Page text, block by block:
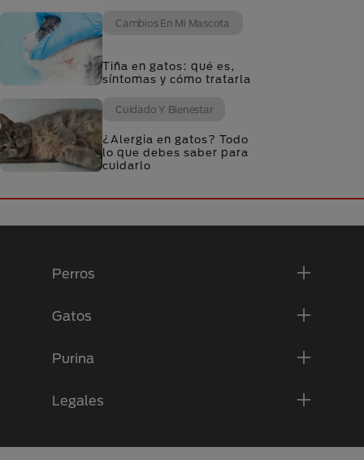
Cambios En Mi Mascota
Tiña en gatos: qué es,
síntomas y cómo tratarla
Cuidado Y Bienestar
¿Alergia en gatos? Todo
lo que debes saber para
cuidarlo
Perros
Gatos
Purina
Legales